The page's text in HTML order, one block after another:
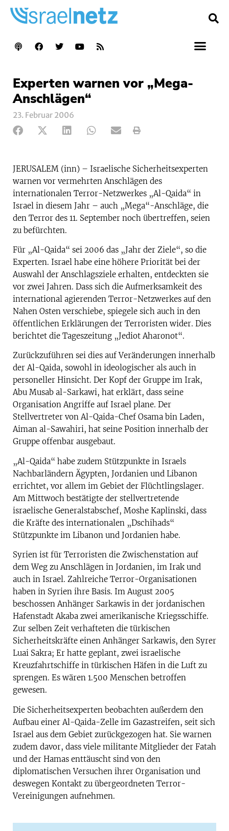
Experten warnen vor „Mega-
Anschlägen“
23. Februar 2006
JERUSALEM (inn) – Israelische Sicherheitsexperten
warnen vor vermehrten Anschlägen des
internationalen Terror-Netzwerkes „Al-Qaida“ in
Israel in diesem Jahr – auch „Mega“-Anschläge, die
den Terror des 11. September noch übertreffen, seien
zu befürchten.
Für „Al-Qaida“ sei 2006 das „Jahr der Ziele“, so die
Experten. Israel habe eine höhere Priorität bei der
Auswahl der Anschlagsziele erhalten, entdeckten sie
vor zwei Jahren. Dass sich die Aufmerksamkeit des
international agierenden Terror-Netzwerkes auf den
Nahen Osten verschiebe, spiegele sich auch in den
öffentlichen Erklärungen der Terroristen wider. Dies
berichtet die Tageszeitung „Jediot Aharonot“.
Zurückzuführen sei dies auf Veränderungen innerhalb
der Al-Qaida, sowohl in ideologischer als auch in
personeller Hinsicht. Der Kopf der Gruppe im Irak,
Abu Musab al-Sarkawi, hat erklärt, dass seine
Organisation Angriffe auf Israel plane. Der
Stellvertreter von Al-Qaida-Chef Osama bin Laden,
Aiman al-Sawahiri, hat seine Position innerhalb der
Gruppe offenbar ausgebaut.
„Al-Qaida“ habe zudem Stützpunkte in Israels
Nachbarländern Ägypten, Jordanien und Libanon
errichtet, vor allem im Gebiet der Flüchtlingslager.
Am Mittwoch bestätigte der stellvertretende
israelische Generalstabschef, Moshe Kaplinski, dass
die Kräfte des internationalen „Dschihads“
Stützpunkte im Libanon und Jordanien habe.
Syrien ist für Terroristen die Zwischenstation auf
dem Weg zu Anschlägen in Jordanien, im Irak und
auch in Israel. Zahlreiche Terror-Organisationen
haben in Syrien ihre Basis. Im August 2005
beschossen Anhänger Sarkawis in der jordanischen
Hafenstadt Akaba zwei amerikanische Kriegsschiffe.
Zur selben Zeit verhafteten die türkischen
Sicherheitskräfte einen Anhänger Sarkawis, den Syrer
Luai Sakra; Er hatte geplant, zwei israelische
Kreuzfahrtschiffe in türkischen Häfen in die Luft zu
sprengen. Es wären 1.500 Menschen betroffen
gewesen.
Die Sicherheitsexperten beobachten außerdem den
Aufbau einer Al-Qaida-Zelle im Gazastreifen, seit sich
Israel aus dem Gebiet zurückgezogen hat. Sie warnen
zudem davor, dass viele militante Mitglieder der Fatah
und der Hamas enttäuscht sind von den
diplomatischen Versuchen ihrer Organisation und
deswegen Kontakt zu übergeordneten Terror-
Vereinigungen aufnehmen.